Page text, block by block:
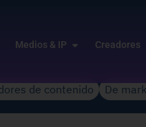
Medios & IP Creadores
de contenido De